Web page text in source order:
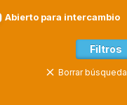
Abierto para intercambio
Filtros
Borrar búsqueda